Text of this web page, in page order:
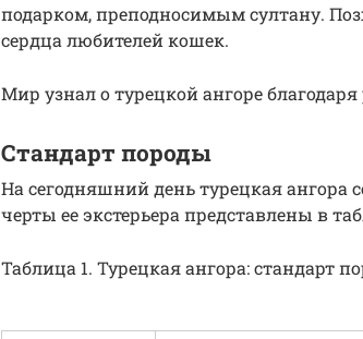
подарком, преподносимым султану.
сердца любителей кошек.
Мир узнал о турецкой ангоре
Стандарт породы
На сегодняшний день турецкая ангора
черты ее экстерьера представлены в
Таблица 1. Турецкая ангора: стандарт